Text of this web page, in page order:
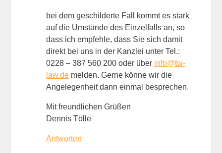
bei dem geschilderte Fall kommt es stark
auf die Umstände des Einzelfalls an, so
dass ich empfehle, dass Sie sich damit
direkt bei uns in der Kanzlei unter Tel.:
0228 – 387 560 200 oder über info@tw-
law.de melden. Gerne könne wir die
Angelegenheit dann einmal besprechen.
Mit freundlichen Grüßen
Dennis Tölle
Antworten